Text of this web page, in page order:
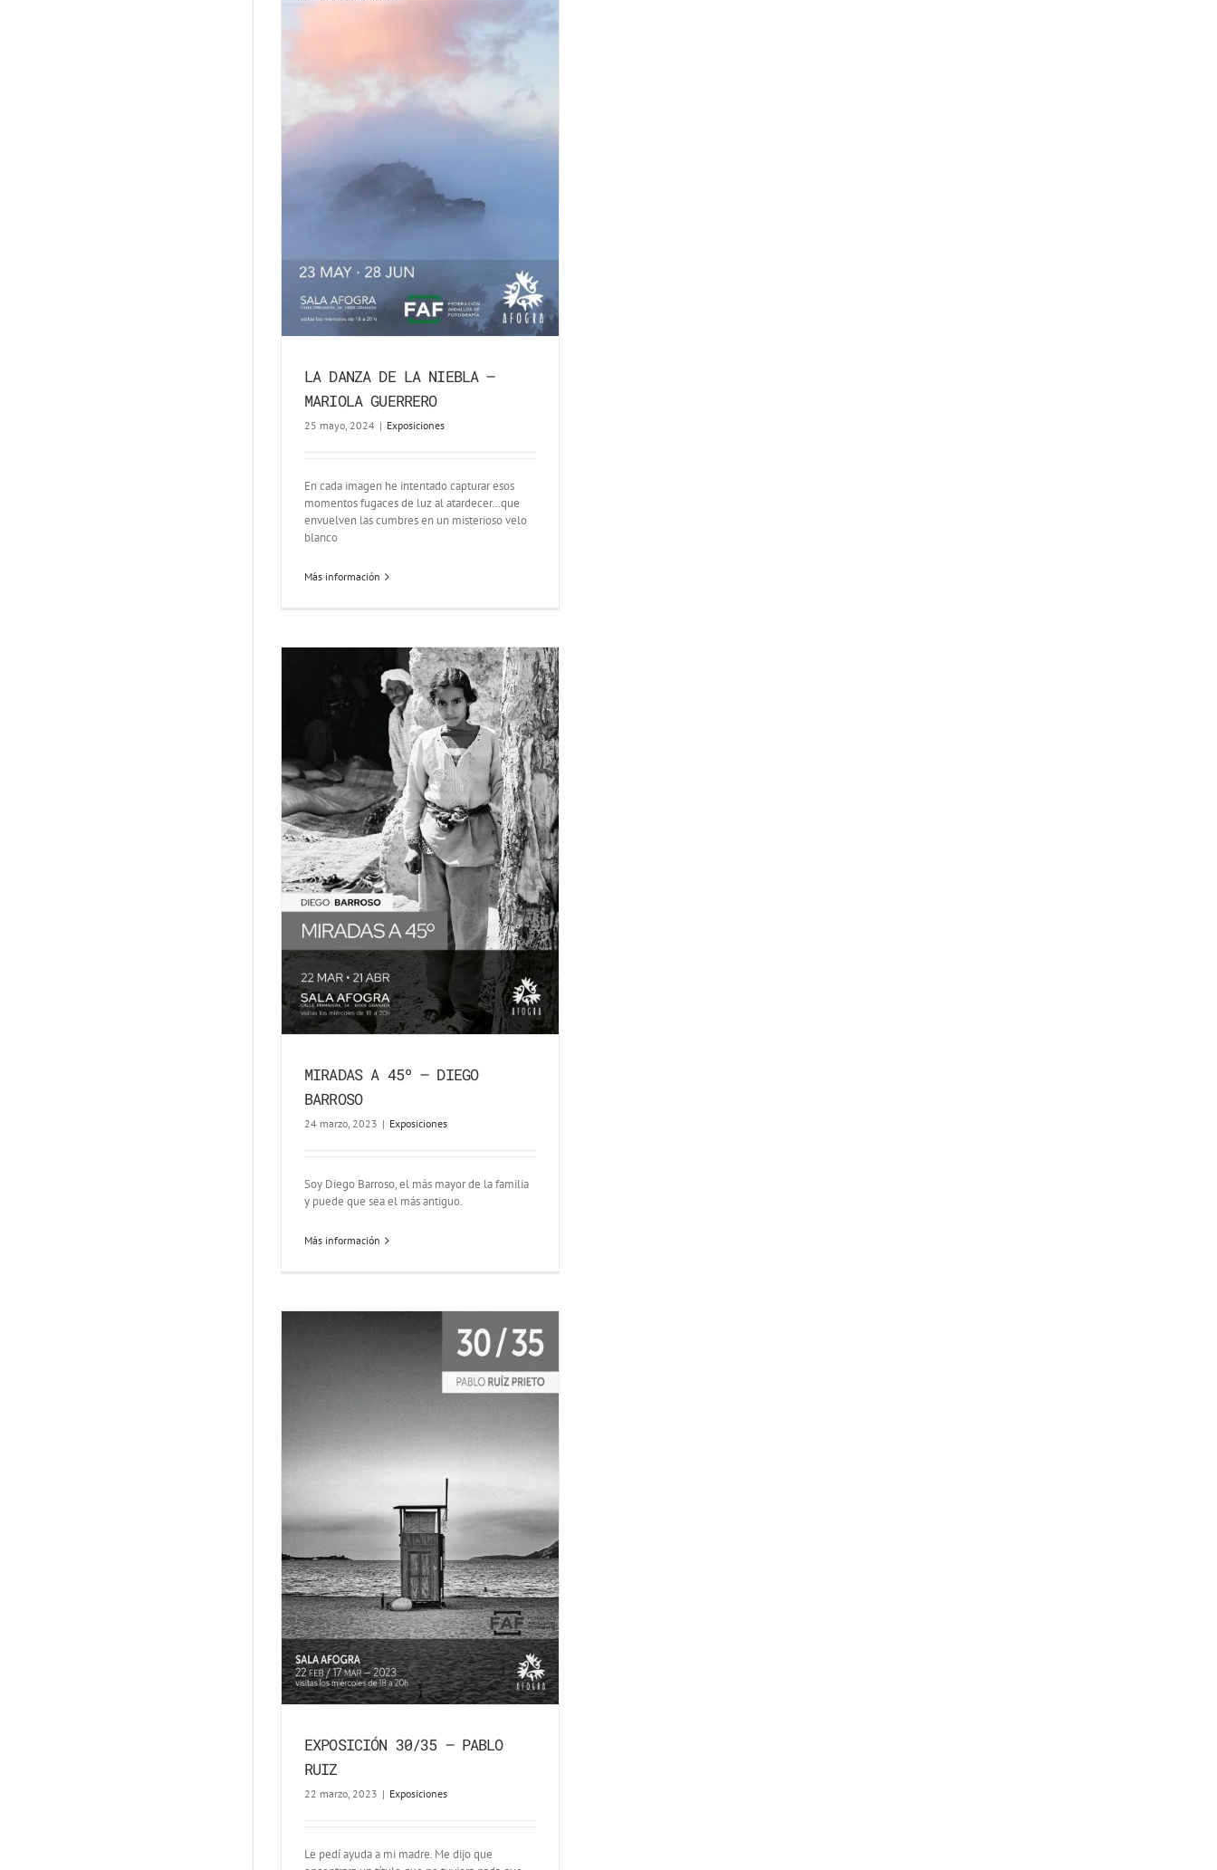
LA DANZA DE LA NIEBLA –
MARIOLA GUERRERO
25 mayo, 2024 | Exposiciones
En cada imagen he intentado capturar esos
momentos fugaces de luz al atardecer…que
envuelven las cumbres en un misterioso velo
blanco
Más información
MIRADAS A 45º – DIEGO
BARROSO
24 marzo, 2023 | Exposiciones
Soy Diego Barroso, el más mayor de la familia
y puede que sea el más antiguo.
Más información
EXPOSICIÓN 30/35 – PABLO
RUIZ
22 marzo, 2023 | Exposiciones
Le pedí ayuda a mi madre. Me dijo que